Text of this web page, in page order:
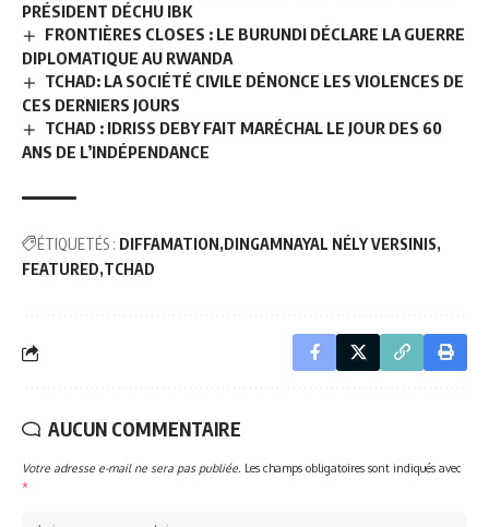
PRÉSIDENT DÉCHU IBK
FRONTIÈRES CLOSES : LE BURUNDI DÉCLARE LA GUERRE
DIPLOMATIQUE AU RWANDA
TCHAD: LA SOCIÉTÉ CIVILE DÉNONCE LES VIOLENCES DE
CES DERNIERS JOURS
TCHAD : IDRISS DEBY FAIT MARÉCHAL LE JOUR DES 60
ANS DE L’INDÉPENDANCE
ÉTIQUETÉS : DIFFAMATION DINGAMNAYAL NÉLY VERSINIS
FEATURED TCHAD
AUCUN COMMENTAIRE
Votre adresse e-mail ne sera pas publiée. Les champs obligatoires sont indiqués avec
*